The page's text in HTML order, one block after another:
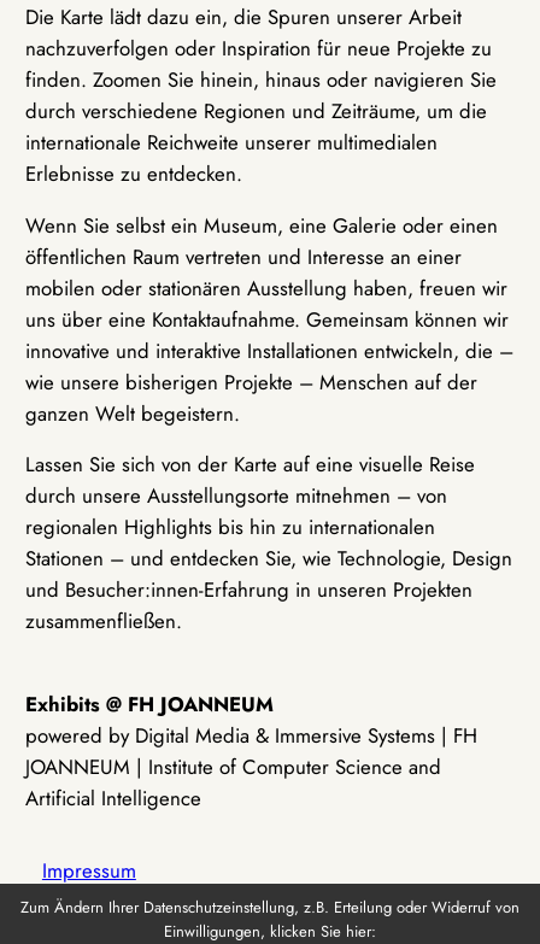
Die Karte lädt dazu ein, die Spuren unserer Arbeit
nachzuverfolgen oder Inspiration für neue Projekte zu
finden. Zoomen Sie hinein, hinaus oder navigieren Sie
durch verschiedene Regionen und Zeiträume, um die
internationale Reichweite unserer multimedialen
Erlebnisse zu entdecken.
Wenn Sie selbst ein Museum, eine Galerie oder einen
öffentlichen Raum vertreten und Interesse an einer
mobilen oder stationären Ausstellung haben, freuen wir
uns über eine Kontaktaufnahme. Gemeinsam können wir
innovative und interaktive Installationen entwickeln, die –
wie unsere bisherigen Projekte – Menschen auf der
ganzen Welt begeistern.
Lassen Sie sich von der Karte auf eine visuelle Reise
durch unsere Ausstellungsorte mitnehmen – von
regionalen Highlights bis hin zu internationalen
Stationen – und entdecken Sie, wie Technologie, Design
und Besucher:innen-Erfahrung in unseren Projekten
zusammenfließen.
Exhibits @ FH JOANNEUM
powered by Digital Media & Immersive Systems | FH
JOANNEUM | Institute of Computer Science and
Artificial Intelligence
Impressum
Zum Ändern Ihrer Datenschutzeinstellung, z.B. Erteilung oder Widerruf von
Einwilligungen, klicken Sie hier: